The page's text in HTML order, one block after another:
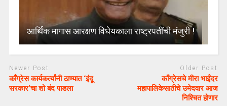
आर्थिक मागास आरक्षण विधेयकाला राष्ट्रपतींची मंजुरी !
Newer Post
काँग्रेस कार्यकर्त्यांनी ठाण्यात ‘इंदू
सरकार’चा शो बंद पाडला
Older Post
काँग्रेसचे मीरा भाईंदर
महापालिकेसाठीचे उमेदवार आज
निश्चित होणार